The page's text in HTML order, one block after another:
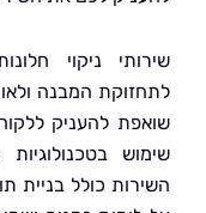
ניקוי חלונות
המבנה ולאווירה
להעניק ללקוחותיה
בטכנולוגיות
כולל בניית תוכניות